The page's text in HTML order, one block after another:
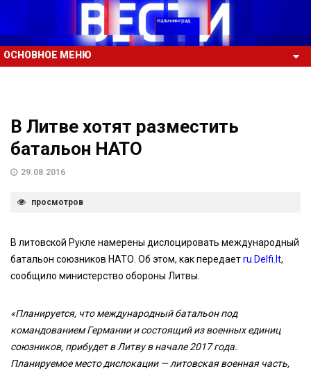
ОСНОВНОЕ МЕНЮ
В Литве хотят разместить
батальон НАТО
29.08.2016
просмотров
В литовской Рукле намерены дислоцировать международный
батальон союзников НАТО. Об этом, как передаетru.Delfi.lt,
сообщило министерство обороны Литвы.
«Планируется, что международный батальон под
командованием Германии и состоящий из военных единиц
союзников, прибудет в Литву в начале 2017 года.
Планируемое место дислокации — литовская военная часть,